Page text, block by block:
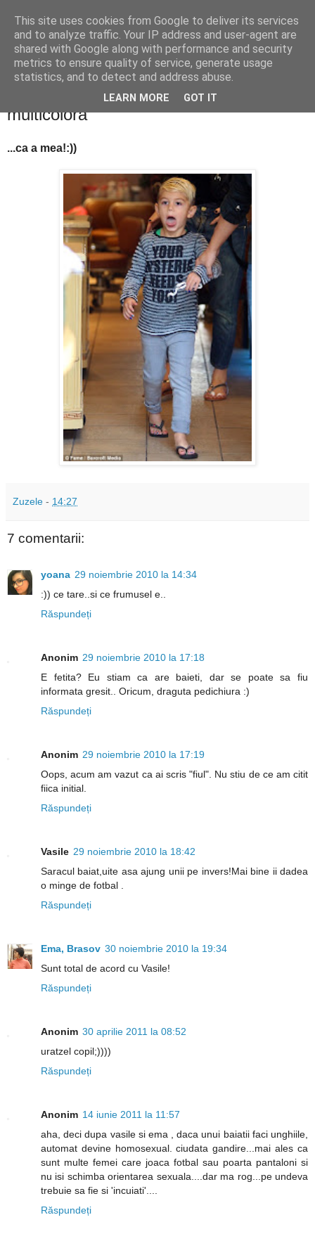
PentruDive.ro
luni, 29 noiembrie 2010
Fiul lui Gwen Stefani are pedichiura
multicolora
...ca a mea!:))
Zuzele - 14:27
7 comentarii:
yoana 29 noiembrie 2010 la 14:34
:)) ce tare..si ce frumusel e..
Răspundeți
Anonim 29 noiembrie 2010 la 17:18
E fetita? Eu stiam ca are baieti, dar se poate sa fiu
informata gresit.. Oricum, draguta pedichiura :)
Răspundeți
Anonim 29 noiembrie 2010 la 17:19
Oops, acum am vazut ca ai scris "fiul". Nu stiu de ce am citit
fiica initial.
Răspundeți
Vasile 29 noiembrie 2010 la 18:42
Saracul baiat,uite asa ajung unii pe invers!Mai bine ii dadea
o minge de fotbal .
Răspundeți
Ema, Brasov 30 noiembrie 2010 la 19:34
Sunt total de acord cu Vasile!
Răspundeți
Anonim 30 aprilie 2011 la 08:52
uratzel copil;))))
Răspundeți
Anonim 14 iunie 2011 la 11:57
aha, deci dupa vasile si ema , daca unui baiatii faci unghiile,
automat devine homosexual. ciudata gandire...mai ales ca
sunt multe femei care joaca fotbal sau poarta pantaloni si
nu isi schimba orientarea sexuala....dar ma rog...pe undeva
trebuie sa fie si 'incuiati'....
Răspundeți
This site uses cookies from Google to deliver its services
and to analyze traffic. Your IP address and user-agent are
shared with Google along with performance and security
metrics to ensure quality of service, generate usage
statistics, and to detect and address abuse.
LEARN MORE GOT IT